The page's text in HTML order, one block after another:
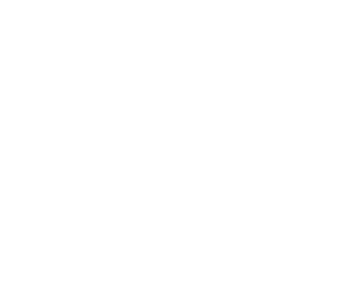
Ibon Navarro no iba a dejar
demostraban los cambios.
a todos enchufados seguir
llegaba invicto a esta jornada
volvió a dejar el vitoriano y
estadounidense fue el mejor
sobrenatural en los minutos
por una nueva exhibición se